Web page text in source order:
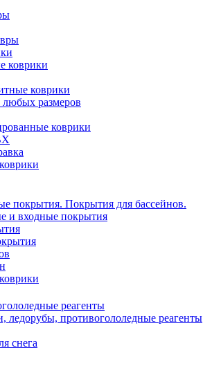
коврики
коврики
любых размеров
коврики
покрытия. Покрытия для бассейнов.
и входные покрытия
реагенты
ледорубы, противогололедные реагенты
снега